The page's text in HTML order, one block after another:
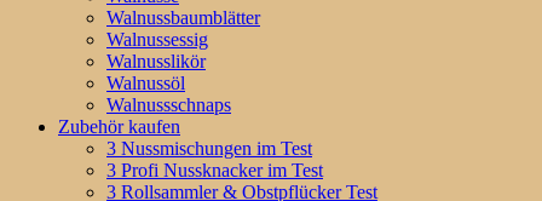
Walnussbaumblätter
Walnussessig
Walnusslikör
Walnussöl
Walnussschnaps
Zubehör kaufen
3 Nussmischungen im Test
3 Profi Nussknacker im Test
3 Rollsammler & Obstpflücker Test